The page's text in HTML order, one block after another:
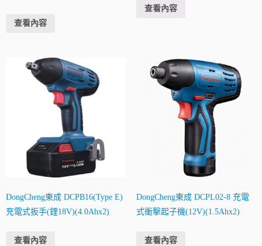
查看內容
查看內容
DongCheng東成 DCPB16(Type E)
充電式扳手(鋰18V)(4.0Ahx2)
查看內容
DongCheng東成 DCPL02-8 充電
式衝擊起子機(12V)(1.5Ahx2)
查看內容